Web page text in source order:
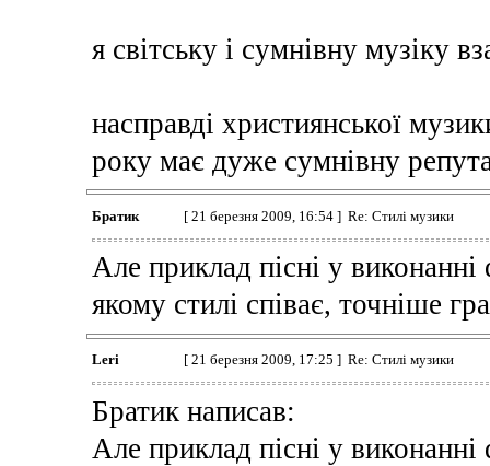
я світську і сумнівну музіку
насправді християнської
року має дуже сумнівну
Братик [ 21 березня 2009, 16:54 ] Re: Стилі музики
Але приклад пісні у
якому стилі співає, точніше
Leri [ 21 березня 2009, 17:25 ] Re: Стилі музики
Братик написав:
Але приклад пісні у